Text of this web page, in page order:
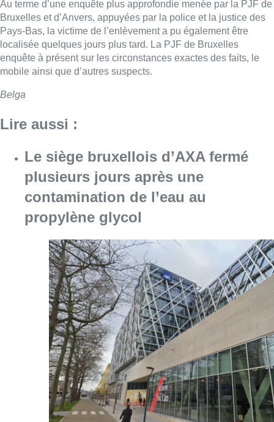
Au terme d’une enquête plus approfondie menée par la PJF de
Bruxelles et d’Anvers, appuyées par la police et la justice des
Pays-Bas, la victime de l’enlèvement a pu également être
localisée quelques jours plus tard. La PJF de Bruxelles
enquête à présent sur les circonstances exactes des faits, le
mobile ainsi que d’autres suspects.
Belga
Lire aussi :
Le siège bruxellois d’AXA fermé
plusieurs jours après une
contamination de l’eau au
propylène glycol